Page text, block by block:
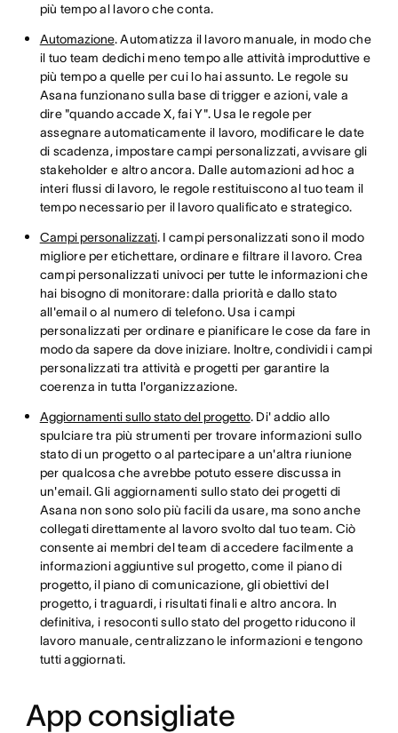
più tempo al lavoro che conta.
Automazione. Automatizza il lavoro manuale, in modo che
il tuo team dedichi meno tempo alle attività improduttive e
più tempo a quelle per cui lo hai assunto. Le regole su
Asana funzionano sulla base di trigger e azioni, vale a
dire "quando accade X, fai Y". Usa le regole per
assegnare automaticamente il lavoro, modificare le date
di scadenza, impostare campi personalizzati, avvisare gli
stakeholder e altro ancora. Dalle automazioni ad hoc a
interi flussi di lavoro, le regole restituiscono al tuo team il
tempo necessario per il lavoro qualificato e strategico.
Campi personalizzati. I campi personalizzati sono il modo
migliore per etichettare, ordinare e filtrare il lavoro. Crea
campi personalizzati univoci per tutte le informazioni che
hai bisogno di monitorare: dalla priorità e dallo stato
all'email o al numero di telefono. Usa i campi
personalizzati per ordinare e pianificare le cose da fare in
modo da sapere da dove iniziare. Inoltre, condividi i campi
personalizzati tra attività e progetti per garantire la
coerenza in tutta l'organizzazione.
Aggiornamenti sullo stato del progetto. Di' addio allo
spulciare tra più strumenti per trovare informazioni sullo
stato di un progetto o al partecipare a un'altra riunione
per qualcosa che avrebbe potuto essere discussa in
un'email. Gli aggiornamenti sullo stato dei progetti di
Asana non sono solo più facili da usare, ma sono anche
collegati direttamente al lavoro svolto dal tuo team. Ciò
consente ai membri del team di accedere facilmente a
informazioni aggiuntive sul progetto, come il piano di
progetto, il piano di comunicazione, gli obiettivi del
progetto, i traguardi, i risultati finali e altro ancora. In
definitiva, i resoconti sullo stato del progetto riducono il
lavoro manuale, centralizzano le informazioni e tengono
tutti aggiornati.
App consigliate